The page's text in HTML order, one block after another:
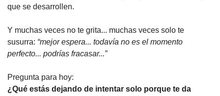
que se desarrollen.
Y muchas veces no te grita... muchas veces solo te
susurra: “mejor espera... todavía no es el momento
perfecto... podrías fracasar...”
Pregunta para hoy:
¿Qué estás dejando de intentar solo porque te da